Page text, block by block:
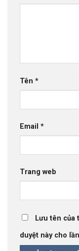
Tên *
Email *
Trang web
Lưu tên của
duyệt này cho